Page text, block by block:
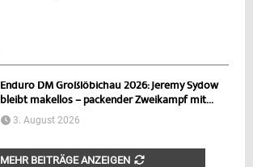
Enduro DM Großlöbichau 2026: Jeremy Sydow
bleibt makellos – packender Zweikampf mit...
3. August 2026
MEHR BEITRÄGE ANZEIGEN